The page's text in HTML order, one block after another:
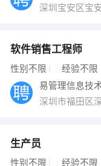
深圳宝安区宝
软件销售工程师
性别不限 经验不限
深圳市福田区
生产员
性别不限 经验不限